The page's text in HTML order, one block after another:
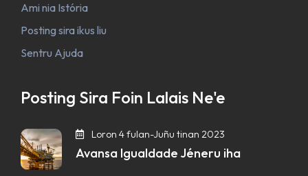
Ami nia Istória
Posting sira ikus liu
Sentru Ajuda
Posting Sira Foin Lalais Ne'e
Loron 4 fulan-Juñu tinan 2023
Avansa Igualdade Jéneru iha